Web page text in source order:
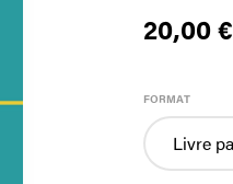
20,00 €
FORMAT